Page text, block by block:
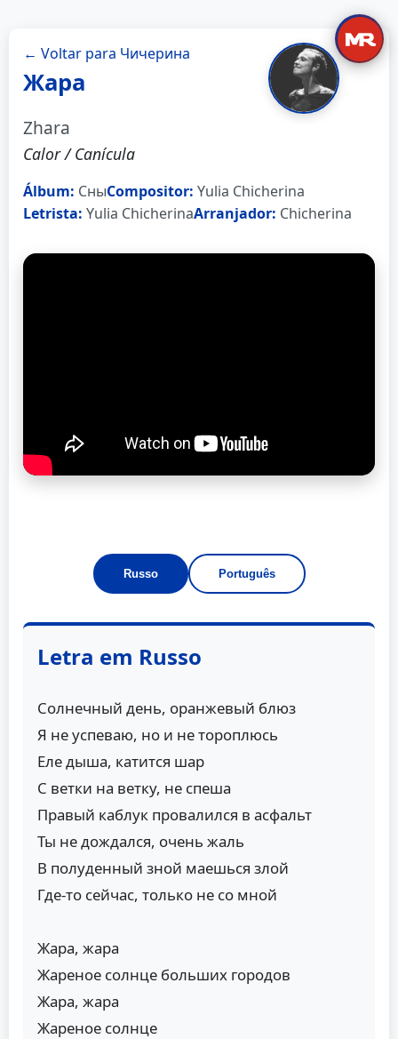
← Voltar para Чичерина
Жара
Zhara
Calor / Canícula
Álbum: СныCompositor: Yulia Chicherina
Letrista: Yulia ChicherinaArranjador: Chicherina
Russo Português
Letra em Russo
Солнечный день, оранжевый блюз
Я не успеваю, но и не тороплюсь
Еле дыша, катится шар
С ветки на ветку, не спеша
Правый каблук провалился в асфальт
Ты не дождался, очень жаль
В полуденный зной маешься злой
Где-то сейчас, только не со мной
Жара, жара
Жареное солнце больших городов
Жара, жара
Жареное солнце